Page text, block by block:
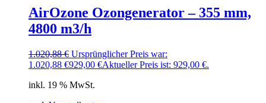
AirOzone Ozongenerator – 355 mm,
4800 m3/h
1.020,88€ Ursprünglicher Preis war:
1.020,88 €929,00 €Aktueller Preis ist: 929,00 €.
inkl. 19 % MwSt.